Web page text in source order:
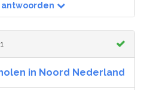
antwoorden
in Noord Nederland